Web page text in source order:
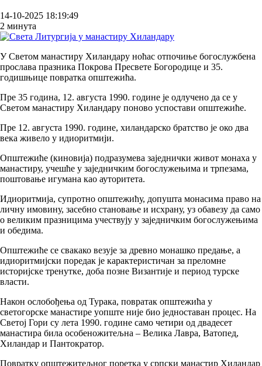
14-10-2025 18:19:49
2 минута
У Светом манастиру Хиландару ноћас отпочиње богослужбена
прослава празника Покрова Пресвете Богородице и 35.
годишњице повратка општежића.
Пре 35 година, 12. августа 1990. године је одлучено да се у
Светом манастиру Хиландару поново успостави општежиће.
Пре 12. августа 1990. године, хиландарско братство је око два
века живело у идиоритмији.
Општежиће (киновија) подразумева заједнички живот монаха у
манастиру, учешће у заједничким богослужењима и трпезама,
поштовање игумана као ауторитета.
Идиоритмија, супротно општежићу, допушта монасима право на
личну имовину, засебно становање и исхрану, уз обавезу да само
о великим празницима учествују у заједничким богослужењима
и обедима.
Општежиће се свакако везује за древно монашко предање, а
идиоритмијски поредак је карактеристичан за преломне
историјске тренутке, доба позне Византије и период турске
власти.
Након ослобођења од Турака, повратак општежића у
светогорске манастире уопште није био једноставан процес. На
Светој Гори су лета 1990. године само четири од двадесет
манастира била особеножитељна – Велика Лавра, Ватопед,
Хиландар и Пантократор.
Повратку општежитељног поретка у српски манастир Хиландар